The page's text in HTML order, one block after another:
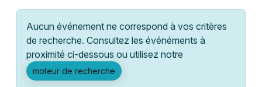
Grands événements
Activité & Expérience
Manifestations
Lille
Lyon
Marseille
Mulhouse
Aucun événement ne correspond à vos critères
de recherche. Consultez les événéments à
proximité ci-dessous ou utilisez notre
moteur de recherche
Aujourd'hui
Demain Ce week-end Autre